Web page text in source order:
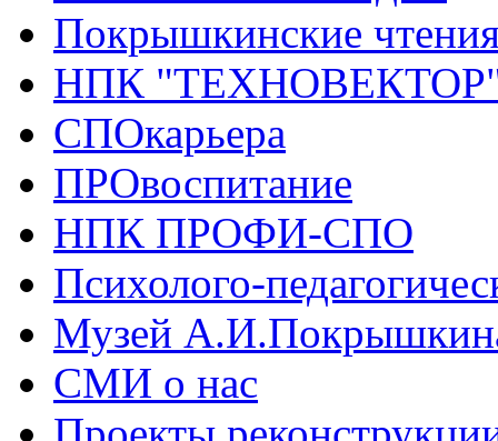
Покрышкинские
НПК
СПОкарьера
ПРОвоспитание
НПК ПРОФИ-СПО
Психолого-
Музей
СМИ о нас